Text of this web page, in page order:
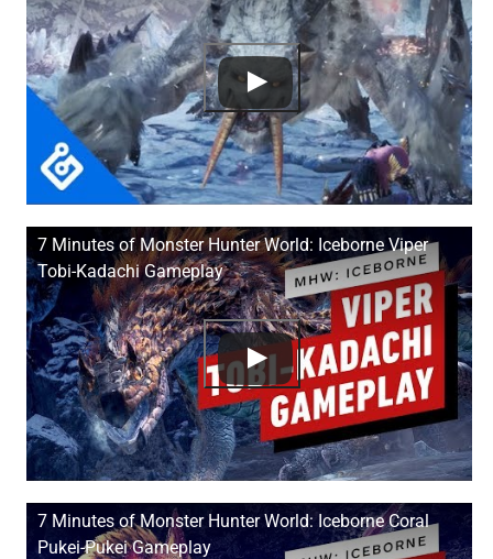
7 Minutes of Monster Hunter World: Iceborne Viper
Tobi-Kadachi Gameplay
7 Minutes of Monster Hunter World: Iceborne Coral
Pukei-Pukei Gameplay